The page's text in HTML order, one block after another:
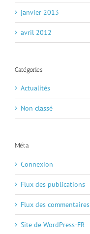
janvier 2013
avril 2012
Catégories
Actualités
Non classé
Méta
Connexion
Flux des publications
Flux des commentaires
Site de WordPress-FR